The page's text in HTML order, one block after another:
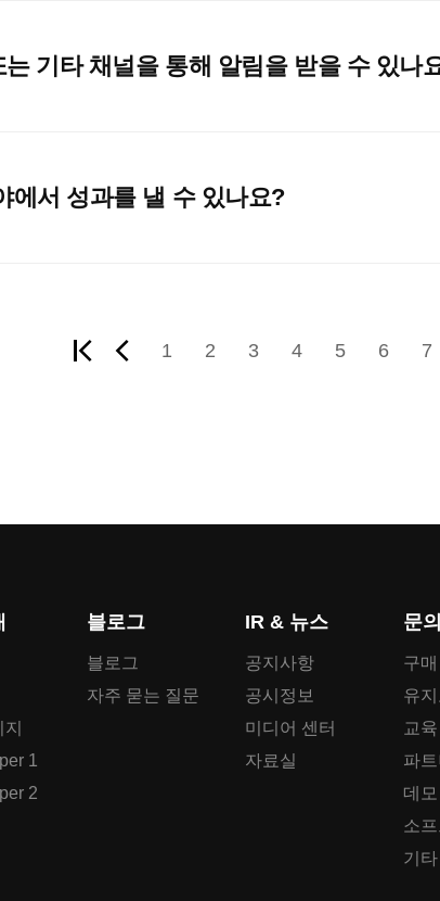
기타 채널을 통해 알림을 받을 수 있나
에서 성과를 낼 수 있나요?
1 2 3 4 5 6 7
1
2
블로그
블로그
자주 묻는 질문
IR & 뉴스
공지사항
공시정보
미디어 센터
자료실
문
구매
유
교
파
데
소
기타